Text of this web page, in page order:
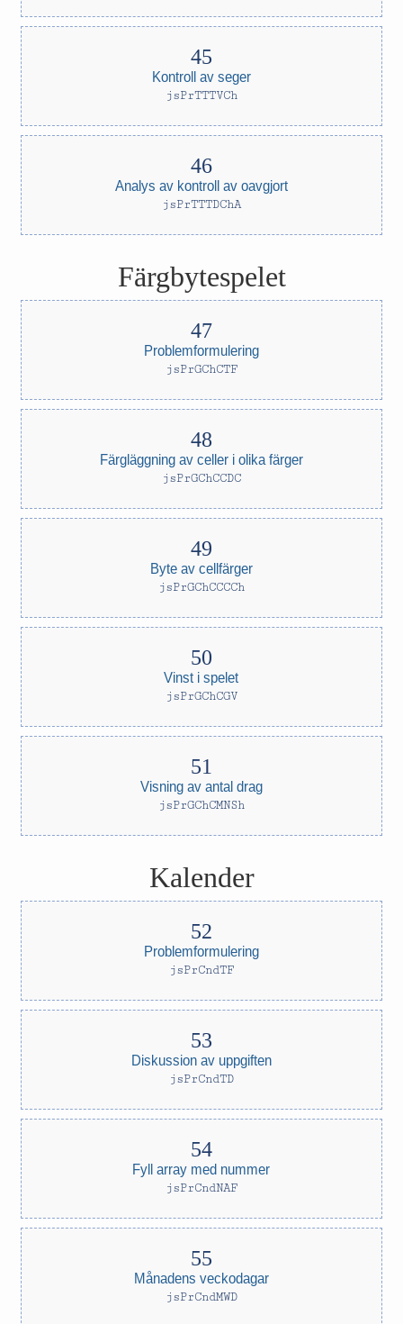
Kontroll av seger
jsPrTTTVCh
Analys av kontroll av oavgjort
jsPrTTTDChA
Färgbytespelet
Problemformulering
jsPrGChCTF
Färgläggning av celler i olika färger
jsPrGChCCDC
Byte av cellfärger
jsPrGChCCCCh
Vinst i spelet
jsPrGChCGV
Visning av antal drag
jsPrGChCMNSh
Kalender
Problemformulering
jsPrCndTF
Diskussion av uppgiften
jsPrCndTD
Fyll array med nummer
jsPrCndNAF
Månadens veckodagar
jsPrCndMWD